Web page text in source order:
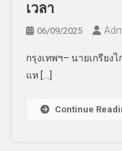
เวลา
06/09/2025
กรุงเทพฯ– นายเกรียง
แห […]
Continue